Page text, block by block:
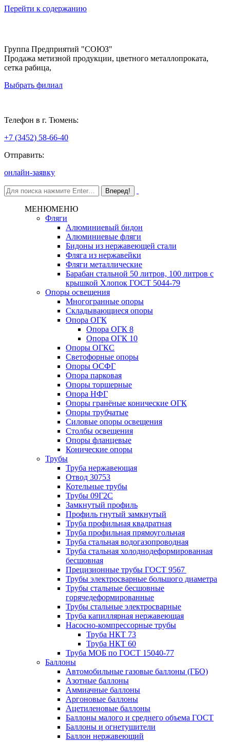
Перейти к содержанию
Группа Предприятий "СОЮЗ"
Продажа метизной продукции, цветного металлопроката,
сетка рабица,
Выбрать филиал
Телефон в г. Тюмень:
+7 (3452) 58-66-40
Отправить:
онлайн-заявку
МЕНЮМЕНЮ
Фляги
Алюминиевый бидон
Алюминиевые фляги
Бидоны из нержавеющей стали
Фляга из нержавейки
Фляги металлические
Барабан стальной 50 литров, 100 литров с
крышкой Хлопок ГОСТ 5044-79
Опоры освещения
Многогранные опоры
Складывающиеся опоры
Опора ОГК
Опора ОГК 8
Опора ОГК 10
Опоры ОГКС
Светофорные опоры
Опоры ОСФГ
Опора парковая
Опоры торшерные
Опора НФГ
Опоры гранёные конические ОГК
Опоры трубчатые
Силовые опоры освещения
Столбы освещения
Опоры фланцевые
Конические опоры
Трубы
Труба нержавеющая
Отвод 30753
Котельные трубы
Трубы 09Г2С
Замкнутый профиль
Профиль гнутый замкнутый
Труба профильная квадратная
Труба профильная прямоугольная
Труба стальная водогазопроводная
Труба стальная холоднодеформированная
бесшовная
Прецизионные трубы ГОСТ 9567
Трубы электросварные большого диаметра
Трубы стальные бесшовные
горячедеформированные
Трубы стальные электросварные
Труба капиллярная нержавеющая
Насосно-компрессорные трубы
Труба НКТ 73
Труба НКТ 60
Труба МОБ по ГОСТ 15040-77
Баллоны
Автомобильные газовые баллоны (ГБО)
Азотные баллоны
Аммиачные баллоны
Аргоновые баллоны
Ацетиленовые баллоны
Баллоны малого и среднего объема ГОСТ
Баллоны и огнетушители
Баллон нержавеющий